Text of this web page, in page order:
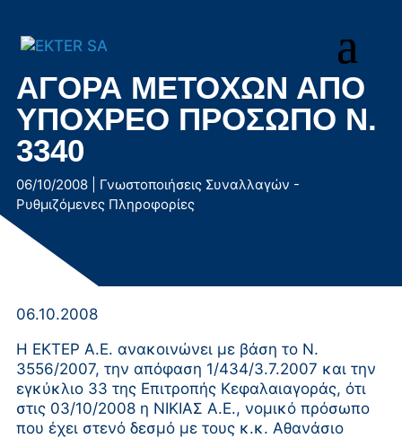
περιεχόμενο
ΑΓΟΡΑ ΜΕΤΟΧΩΝ ΑΠΟ
ΥΠΟΧΡΕΟ ΠΡΟΣΩΠΟ Ν.
3340
06/10/2008| Γνωστοποιήσεις Συναλλαγών -
Ρυθμιζόμενες Πληροφορίες
06.10.2008
Η ΕΚΤΕΡ Α.Ε. ανακοινώνει με βάση το Ν.
3556/2007, την απόφαση 1/434/3.7.2007 και την
εγκύκλιο 33 της Επιτροπής Κεφαλαιαγοράς, ότι
στις 03/10/2008 η ΝΙΚΙΑΣ Α.Ε., νομικό πρόσωπο
που έχει στενό δεσμό με τους κ.κ. Αθανάσιο